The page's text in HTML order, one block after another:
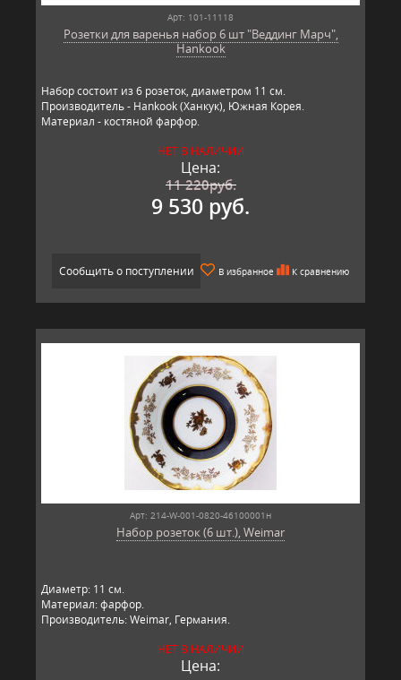
Арт: 101-11118
Розетки для варенья набор 6 шт "Веддинг Марч",
Hankook
Набор состоит из 6 розеток, диаметром 11 см.
Производитель - Hankook (Ханкук), Южная Корея.
Материал - костяной фарфор.
НЕТ В НАЛИЧИИ
Цена:
11 220руб.
9 530 руб.
Сообщить о поступлении В избранное К сравнению
Арт: 214-W-001-0820-46100001н
Набор розеток (6 шт.), Weimar
Диаметр: 11 см.
Материал: фарфор.
Производитель: Weimar, Германия.
НЕТ В НАЛИЧИИ
Цена: